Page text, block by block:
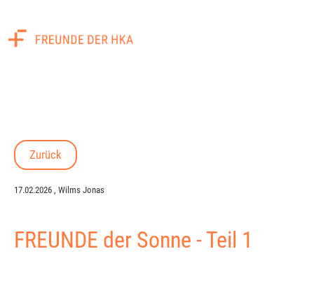
Zurück
17.02.2026 , Wilms Jonas
FREUNDE der Sonne - Teil 1